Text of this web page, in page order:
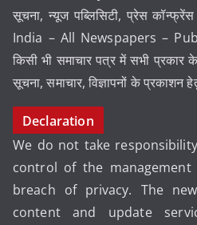
सूचना, न्यूज पब्लिसिटी, प्रेस
India – All Newspapers –
किसी भी समाचार पत्र में सभी प्रकार
सूचना, समाचार, विज्ञापनों के प्रकाशन
Declaration
We do not take
control of the
breach of privacy. The
content and update